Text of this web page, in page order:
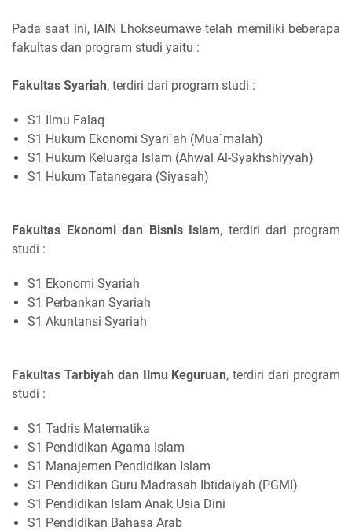
Pada saat ini, IAIN Lhokseumawe telah memiliki beberapa
fakultas dan program studi yaitu :
Fakultas Syariah, terdiri dari program studi :
S1 Ilmu Falaq
S1 Hukum Ekonomi Syari`ah (Mua`malah)
S1 Hukum Keluarga Islam (Ahwal Al-Syakhshiyyah)
S1 Hukum Tatanegara (Siyasah)
Fakultas Ekonomi dan Bisnis Islam, terdiri dari program
studi :
S1 Ekonomi Syariah
S1 Perbankan Syariah
S1 Akuntansi Syariah
Fakultas Tarbiyah dan Ilmu Keguruan, terdiri dari program
studi :
S1 Tadris Matematika
S1 Pendidikan Agama Islam
S1 Manajemen Pendidikan Islam
S1 Pendidikan Guru Madrasah Ibtidaiyah (PGMI)
S1 Pendidikan Islam Anak Usia Dini
S1 Pendidikan Bahasa Arab